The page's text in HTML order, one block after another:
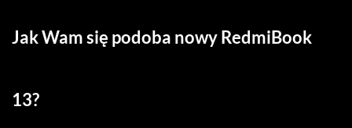
Jak Wam się podoba nowy RedmiBook
13?